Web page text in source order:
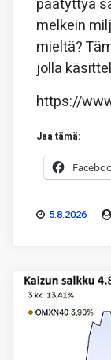
päätyttyä
melkein
mieltä?
jolla
https://
Jaa tämä:
5.8.2026